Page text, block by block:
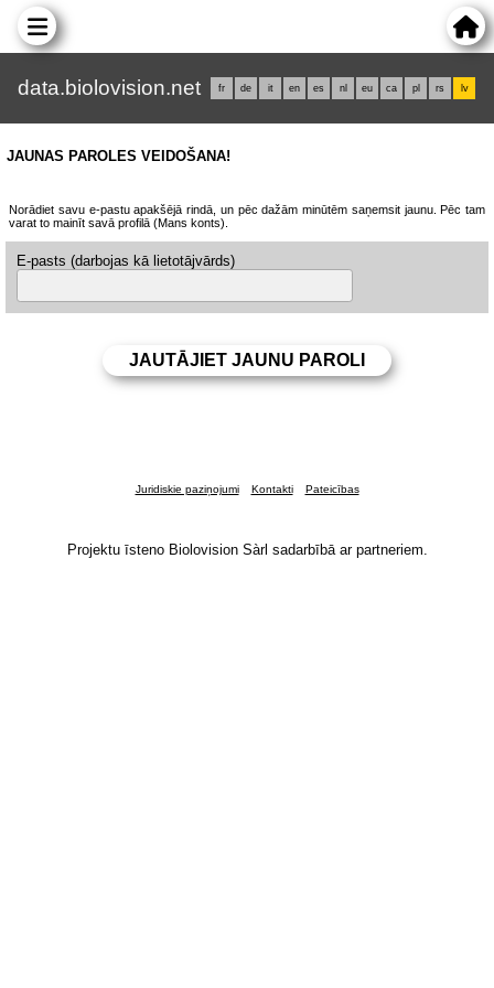
data.biolovision.net fr de it en es nl eu ca pl rs lv
JAUNAS PAROLES VEIDOŠANA!
Norādiet savu e-pastu apakšējā rindā, un pēc dažām minūtēm saņemsit jaunu. Pēc tam
varat to mainīt savā profilā (Mans konts).
E-pasts (darbojas kā lietotājvārds)
Juridiskie paziņojumi Kontakti Pateicības
Projektu īsteno Biolovision Sàrl sadarbībā ar partneriem.